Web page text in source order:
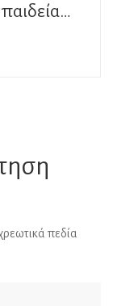
πεδία